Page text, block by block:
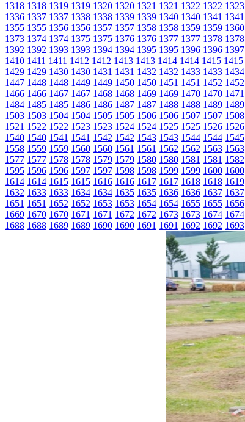
1318 1318 1319 1319 1320 1320 1321 1321 1322 1322 1323
1336 1337 1337 1338 1338 1339 1339 1340 1340 1341 1341
1355 1355 1356 1356 1357 1357 1358 1358 1359 1359 1360
1373 1374 1374 1375 1375 1376 1376 1377 1377 1378 1378
1392 1392 1393 1393 1394 1394 1395 1395 1396 1396 1397
1410 1411 1411 1412 1412 1413 1413 1414 1414 1415 1415
1429 1429 1430 1430 1431 1431 1432 1432 1433 1433 1434
1447 1448 1448 1449 1449 1450 1450 1451 1451 1452 1452
1466 1466 1467 1467 1468 1468 1469 1469 1470 1470 1471
1484 1485 1485 1486 1486 1487 1487 1488 1488 1489 1489
1503 1503 1504 1504 1505 1505 1506 1506 1507 1507 1508
1521 1522 1522 1523 1523 1524 1524 1525 1525 1526 1526
1540 1540 1541 1541 1542 1542 1543 1543 1544 1544 1545
1558 1559 1559 1560 1560 1561 1561 1562 1562 1563 1563
1577 1577 1578 1578 1579 1579 1580 1580 1581 1581 1582
1595 1596 1596 1597 1597 1598 1598 1599 1599 1600 1600
1614 1614 1615 1615 1616 1616 1617 1617 1618 1618 1619
1632 1633 1633 1634 1634 1635 1635 1636 1636 1637 1637
1651 1651 1652 1652 1653 1653 1654 1654 1655 1655 1656
1669 1670 1670 1671 1671 1672 1672 1673 1673 1674 1674
1688 1688 1689 1689 1690 1690 1691 1691 1692 1692 1693